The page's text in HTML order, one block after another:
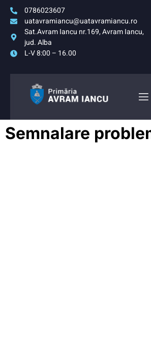
0786023607
uatavramiancu@uatavramiancu.ro
Sat.Avram Iancu nr.169, Avram Iancu,
jud. Alba
L-V 8:00 – 16.00
Semnalare